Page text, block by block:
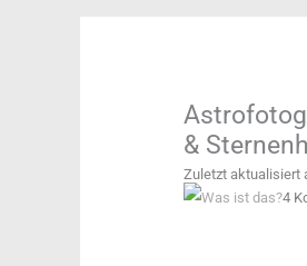
&
Zuletzt aktualisiert
4